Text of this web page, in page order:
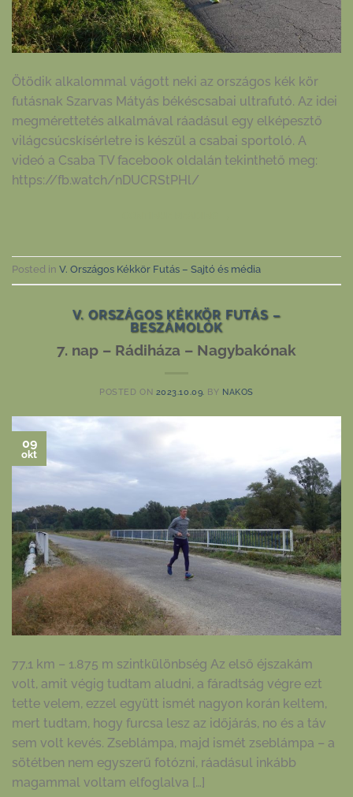
Ötödik alkalommal vágott neki az országos kék kör
futásnak Szarvas Mátyás békéscsabai ultrafutó. Az idei
megmérettetés alkalmával ráadásul egy elképesztő
világcsúcskísérletre is készül a csabai sportoló. A
videó a Csaba TV facebook oldalán tekinthető meg:
https://fb.watch/nDUCRStPHl/
Posted in V. Országos Kékkör Futás – Sajtó és média
V. ORSZÁGOS KÉKKÖR FUTÁS –
BESZÁMOLÓK
7. nap – Rádiháza – Nagybakónak
POSTED ON 2023.10.09. BY NAKOS
09
okt
77,1 km – 1.875 m szintkülönbség Az első éjszakám
volt, amit végig tudtam aludni, a fáradtság végre ezt
tette velem, ezzel együtt ismét nagyon korán keltem,
mert tudtam, hogy furcsa lesz az időjárás, no és a táv
sem volt kevés. Zseblámpa, majd ismét zseblámpa – a
sötétben nem egyszerű fotózni, ráadásul inkább
magammal voltam elfoglalva […]